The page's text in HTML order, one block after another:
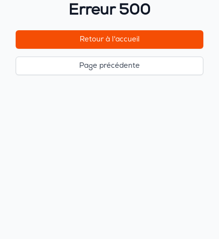
Erreur 500
Retour à l'accueil
Page précédente